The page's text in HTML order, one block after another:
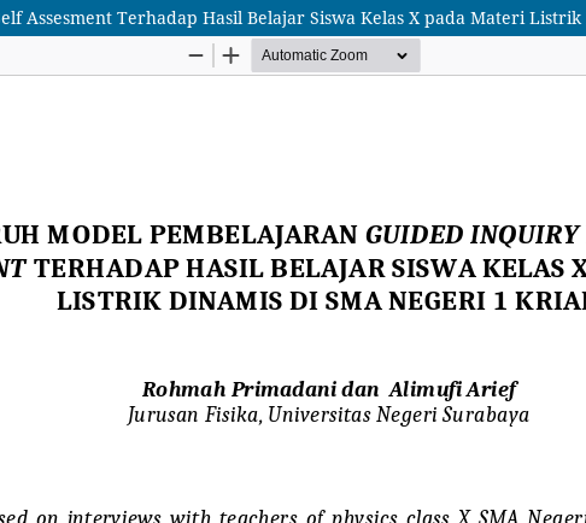
Assesment Terhadap Hasil Belajar ‎Siswa Kelas X pada Materi